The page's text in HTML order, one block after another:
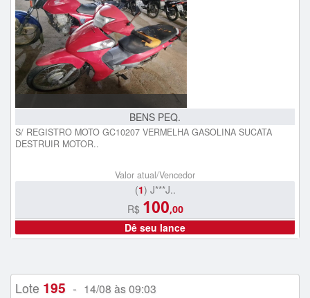
BENS PEQ.
S/ REGISTRO MOTO GC10207 VERMELHA GASOLINA SUCATA
DESTRUIR MOTOR..
Valor atual/Vencedor
(1) J***J..
R$ 100,00
Dê seu lance
Lote 195 - 14/08 às 09:03